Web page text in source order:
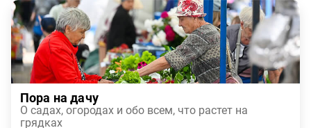
Пора на дачу
О садах, огородах и обо всем, что растет на
грядках